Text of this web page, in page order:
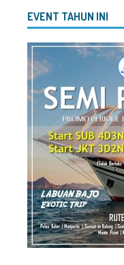
EVENT TAHUN INI